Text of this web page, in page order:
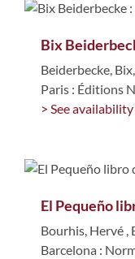
Bix
Beiderbecke, Bix,
Paris : Éditions
> See
El Pequeño
Bourhis, Hervé ,
Barcelona :